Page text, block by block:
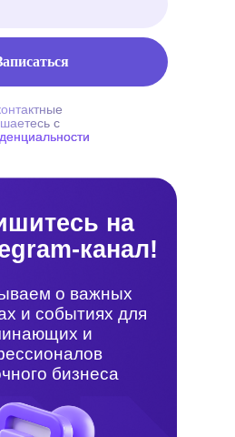
с
на
канал!
о важных
и событиях для
и
бизнеса